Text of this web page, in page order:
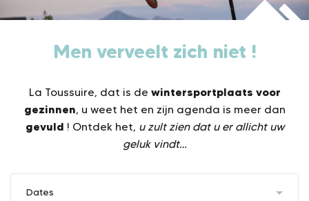
Men verveelt zich niet !
La Toussuire, dat is de wintersportplaats voor
gezinnen, u weet het en zijn agenda is meer dan
gevuld ! Ontdek het, u zult zien dat u er allicht uw
geluk vindt…
Dates